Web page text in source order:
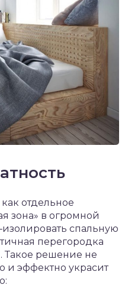
отдельное
зона» в огромной
спальную
перегородка
Такое решение не
и эффектно украсит